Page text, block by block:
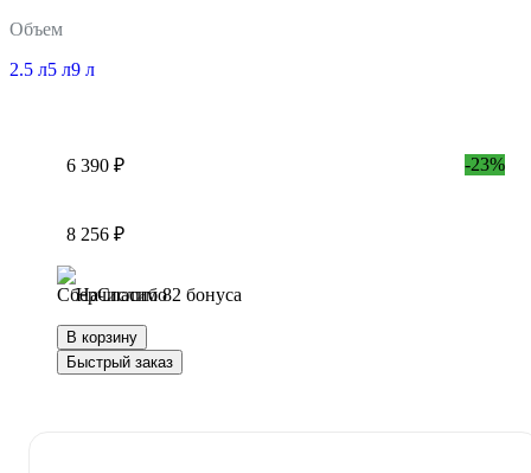
Объем
2.5 л5 л9 л
6 390 ₽ -23%
8 256 ₽
Начислим 82 бонуса
В корзину
Быстрый заказ